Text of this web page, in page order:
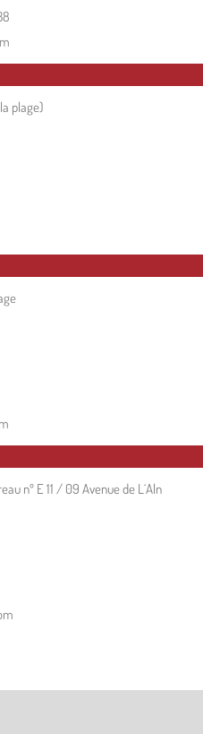
plage)
nº E 11 / 09 Avenue de L´Aln